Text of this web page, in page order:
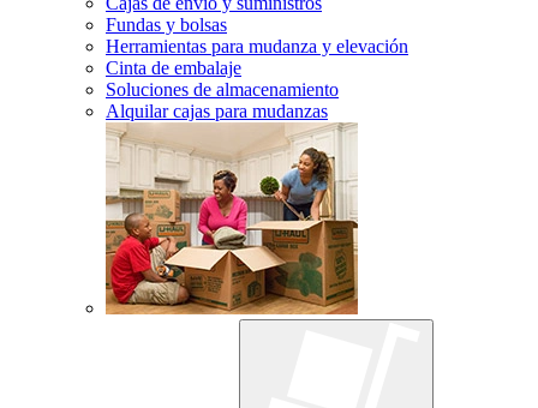
Fundas y bolsas
Herramientas para mudanza y elevación
Cinta de embalaje
Soluciones de almacenamiento
Alquilar cajas para mudanzas